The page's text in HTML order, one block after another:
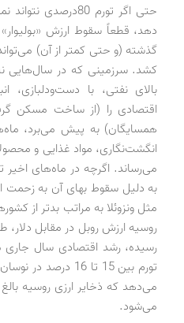
حتی اگر تورم
دهد، قطعاً سقوط ارزش
گذشته (و حتی کمتر از آن)
کشد. سرزمینی که در سال‌هایی
بالای نفتی، با دست‌ودلبازی،
اقتصادی را (از ساخت مسکن
همسایگان) به پیش می‌برد،
انگشت‌نگاری، مواد غذایی و
می‌رساند. اگرچه در ماه‌های
به دلیل سقوط بهای آن به زحمت
مثل ونزوئلا به مراتب بدتر از
روسیه ارزش روبل در مقابل
رسیده، رشد اقتصادی سال
تورم بین 15 تا 16
می‌شود.